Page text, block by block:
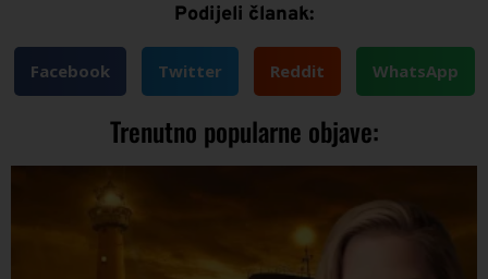
Podijeli članak:
Facebook Twitter Reddit WhatsApp
Trenutno popularne objave: